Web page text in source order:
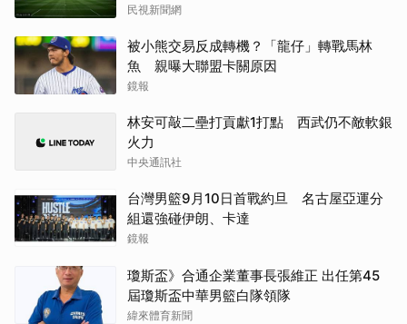
民視新聞網
被小熊交易反成轉機？「龍仔」轉戰馬林
魚 親曝大聯盟卡關原因
鏡報
林安可敲二壘打貢獻1打點 西武仍不敵軟銀
火力
中央通訊社
台灣男籃9月10日首戰約旦 名古屋亞運分
組還強碰伊朗、卡達
鏡報
瓊斯盃》合通企業董事長張維正 出任第45
屆瓊斯盃中華男籃白隊領隊
緯來體育新聞